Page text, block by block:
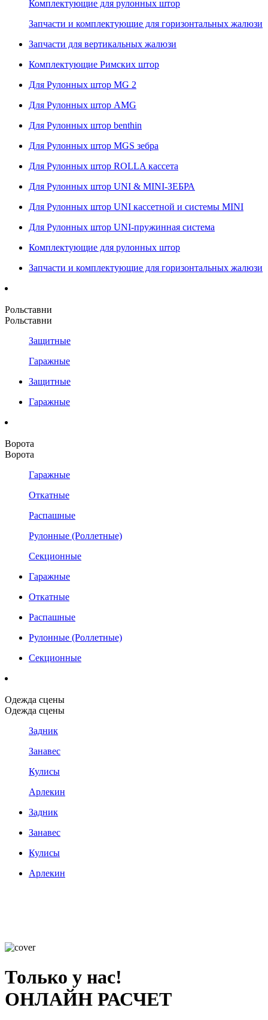
Комплектующие для рулонных штор
Запчасти и комплектующие для горизонтальных жалюзи
Запчасти для вертикальных жалюзи
Комплектующие Римских штор
Для Рулонных штор MG 2
Для Рулонных штор AMG
Для Рулонных штор benthin
Для Рулонных штор MGS зебра
Для Рулонных штор ROLLA кассета
Для Рулонных штор UNI & MINI-ЗЕБРА
Для Рулонных штор UNI кассетной и системы MINI
Для Рулонных штор UNI-пружинная система
Комплектующие для рулонных штор
Запчасти и комплектующие для горизонтальных жалюзи
Рольставни
Рольставни
Защитные
Гаражные
Защитные
Гаражные
Ворота
Ворота
Гаражные
Откатные
Распашные
Рулонные (Роллетные)
Секционные
Гаражные
Откатные
Распашные
Рулонные (Роллетные)
Секционные
Одежда сцены
Одежда сцены
Задник
Занавес
Кулисы
Арлекин
Задник
Занавес
Кулисы
Арлекин
Только у нас!
ОНЛАЙН РАСЧЕТ